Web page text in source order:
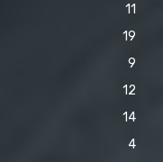
11
19
9
12
14
4